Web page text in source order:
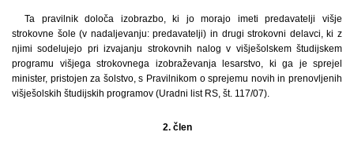
Ta pravilnik določa izobrazbo, ki jo morajo imeti predavatelji višje
strokovne šole (v nadaljevanju: predavatelji) in drugi strokovni delavci, ki z
njimi sodelujejo pri izvajanju strokovnih nalog v višješolskem študijskem
programu višjega strokovnega izobraževanja lesarstvo, ki ga je sprejel
minister, pristojen za šolstvo, s Pravilnikom o sprejemu novih in prenovljenih
višješolskih študijskih programov (Uradni list RS, št. 117/07).
2. člen